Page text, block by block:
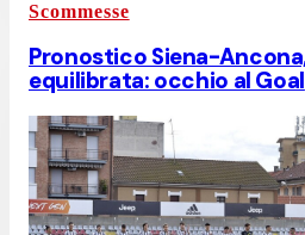
Scommesse
Pronostico Siena-
equilibrata: occhio al Goal